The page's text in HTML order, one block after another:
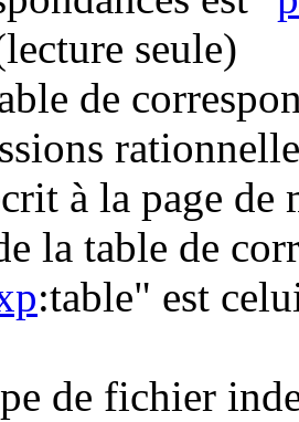
seule)
de
à la page de
la table de
:table" est
de fichier